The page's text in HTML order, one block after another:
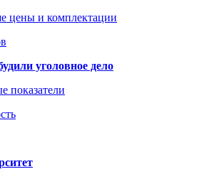
цены и комплектации
уголовное дело
показатели